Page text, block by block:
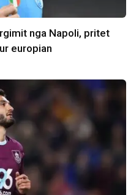
nga Napoli, pritet
europian